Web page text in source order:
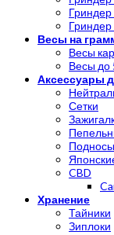
Гриндер
Гриндер
Весы на
Весы
Весы до
Аксессуары
Сетки
Подносы
CBD
Хранение
Тайники
Зиплоки